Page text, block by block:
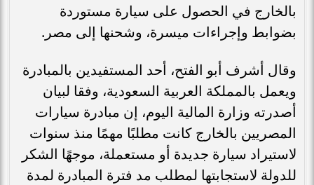
بالخارج في الحصول على سيارة مستوردة
بضوابط وإجراءات ميسرة، وشحنها إلى مصر.
وقال أشرف أبو الفتح، أحد المستفيدين بالمبادرة
ويعمل بالمملكة العربية السعودية، وفقا لبيان
أصدرته وزارة المالية اليوم، إن مبادرة سيارات
المصريين بالخارج كانت مطلبًا مهمًا منذ سنوات
لاستيراد سيارة جديدة أو مستعملة، موجهًا الشكر
للدولة لاستجابتها لمطلب مد فترة المبادرة لمدة